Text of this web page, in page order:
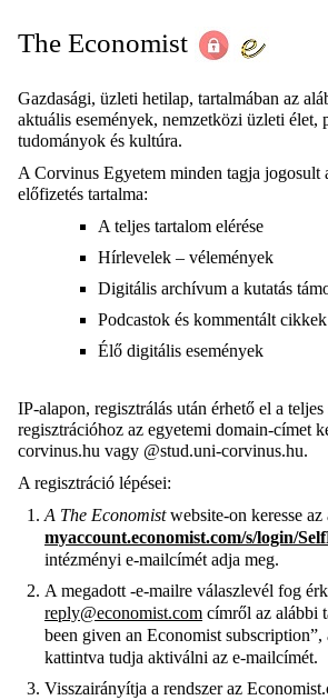
The Economist
Gazdasági, üzleti hetilap, tartalmában az
aktuális események, nemzetközi üzleti élet,
tudományok és kultúra.
A Corvinus Egyetem minden tagja jogosult
előfizetés tartalma:
A teljes tartalom elérése
Hírlevelek – vélemények
Digitális archívum a kutatás
Podcastok és kommentált cikkek
Élő digitális események
IP-alapon, regisztrálás után érhető el a
regisztrációhoz az egyetemi domain-címet
corvinus.hu vagy @stud.uni-corvinus.hu.
A regisztráció lépései:
A The Economistwebsite-on keresse
myaccount.economist.com/s/login/
intézményi e-mailcímét adja meg.
A megadott -e-mailre válaszlevél fog
reply@economist.com címről az alábbi
been given an Economist
kattintva tudja aktiválni az e-mailcímét.
Visszairányítja a rendszer az